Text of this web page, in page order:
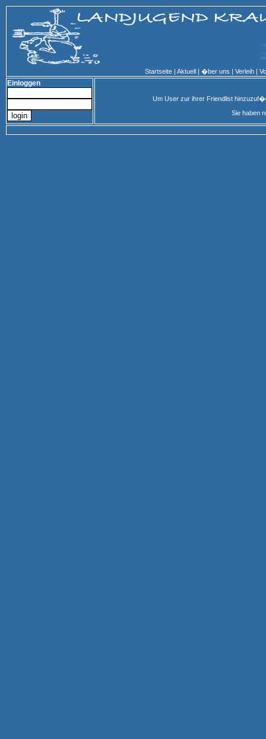
Startseite | Aktuell | �ber uns | Verleih |
Einloggen
Um User zur ihrer Friendlist
Sie haben